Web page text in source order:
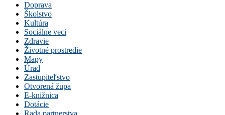
Doprava
Školstvo
Kultúra
Sociálne veci
Zdravie
Životné prostredie
Mapy
Úrad
Zastupiteľstvo
Otvorená župa
E-knižnica
Dotácie
Rada partnerstva